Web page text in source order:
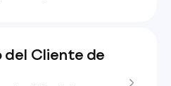
del Cliente de